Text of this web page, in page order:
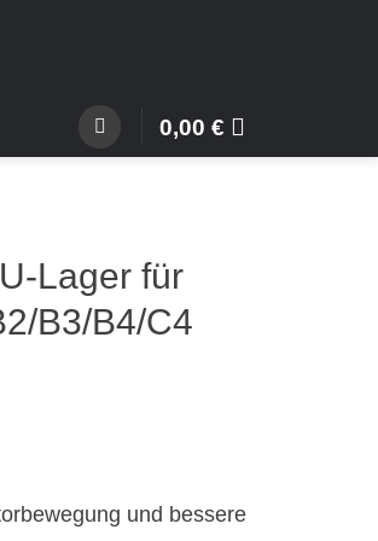
0,00 €
Lager für
B3/B4/C4
und bessere